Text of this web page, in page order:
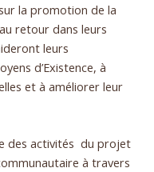
la promotion de la
retour dans leurs
leurs
d’Existence, à
et à améliorer leur
des activités du projet
à travers